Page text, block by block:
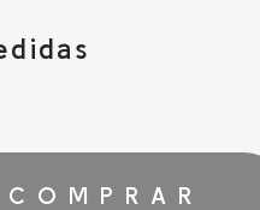
COMPRAR